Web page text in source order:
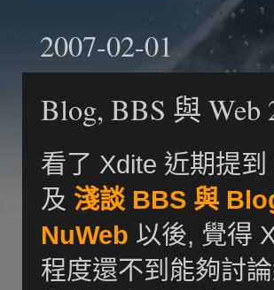
2007-02-01
Blog, BBS 與 Web
看了 Xdite 近期提
及 淺談 BBS 與
NuWeb 以後, 覺得
程度還不到能夠討